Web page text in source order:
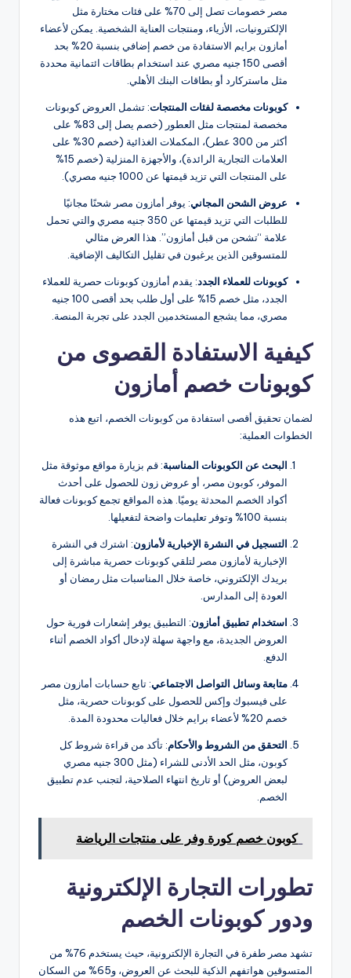
مصر خصومات تصل إلى 70% على فئات مختارة مثل
الإلكترونيات، الأزياء، ومنتجات العناية الشخصية. يمكن لأعضاء
أمازون برايم الاستفادة من خصم إضافي بنسبة 20% بحد
أقصى 150 جنيه مصري عند استخدام بطاقات ائتمانية محددة
مثل ماستركارد أو بطاقات البنك الأهلي.
كوبونات مخصصة لفئات المنتجات: تشمل العروض كوبونات
مخصصة لمنتجات مثل العطور (خصم يصل إلى 83% على
أكثر من 300 عطر)، المكملات الغذائية (خصم 30% على
العلامات التجارية الرائدة)، والأجهزة المنزلية (خصم 15%
على المنتجات التي تزيد قيمتها عن 1000 جنيه مصري).
عروض الشحن المجاني: يوفر أمازون مصر شحنًا مجانيًا
للطلبات التي تزيد قيمتها عن 350 جنيه مصري والتي تحمل
علامة “تشحن من قبل أمازون”. هذا العرض مثالي
للمتسوقين الذين يرغبون في تقليل التكاليف الإضافية.
كوبونات للعملاء الجدد: يقدم أمازون كوبونات حصرية للعملاء
الجدد، مثل خصم 15% على أول طلب بحد أقصى 100 جنيه
مصري، مما يشجع المستخدمين الجدد على تجربة المنصة.
كيفية الاستفادة القصوى من
كوبونات خصم أمازون
لضمان تحقيق أقصى استفادة من كوبونات الخصم، اتبع هذه
الخطوات العملية:
البحث عن الكوبونات المناسبة: قم بزيارة مواقع موثوقة مثل
الموفر، كوبون مصر، أو عروض زون للحصول على أحدث
أكواد الخصم المحدثة يوميًا. هذه المواقع تجمع كوبونات فعالة
بنسبة 100% وتوفر تعليمات واضحة لتفعيلها.
التسجيل في النشرة الإخبارية لأمازون: اشترك في النشرة
الإخبارية لأمازون مصر لتلقي كوبونات حصرية مباشرة إلى
بريدك الإلكتروني، خاصة خلال المناسبات مثل رمضان أو
العودة إلى المدارس.
استخدام تطبيق أمازون: التطبيق يوفر إشعارات فورية حول
العروض الجديدة، مع واجهة سهلة لإدخال أكواد الخصم أثناء
الدفع.
متابعة وسائل التواصل الاجتماعي: تابع حسابات أمازون مصر
على فيسبوك وإكس للحصول على كوبونات حصرية، مثل
خصم 20% لأعضاء برايم خلال فعاليات محدودة المدة.
التحقق من الشروط والأحكام: تأكد من قراءة شروط كل
كوبون، مثل الحد الأدنى للشراء (مثل 300 جنيه مصري
لبعض العروض) أو تاريخ انتهاء الصلاحية، لتجنب عدم تطبيق
الخصم.
كوبون خصم كورة وفر على منتجات الرياضة
تطورات التجارة الإلكترونية
ودور كوبونات الخصم
تشهد مصر طفرة في التجارة الإلكترونية، حيث يستخدم 76% من
المتسوقين هواتفهم الذكية للبحث عن العروض، و65% من السكان